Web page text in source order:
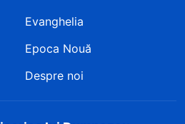
Evanghelia
Epoca Nouă
Despre noi